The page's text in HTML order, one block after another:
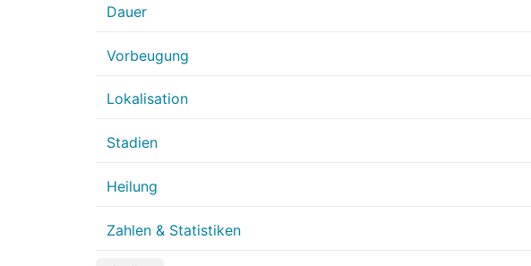
Dauer
Vorbeugung
Lokalisation
Stadien
Heilung
Zahlen & Statistiken